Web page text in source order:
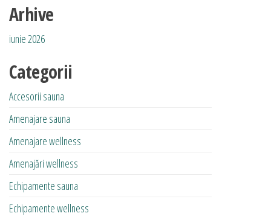
Arhive
iunie 2026
Categorii
Accesorii sauna
Amenajare sauna
Amenajare wellness
Amenajări wellness
Echipamente sauna
Echipamente wellness